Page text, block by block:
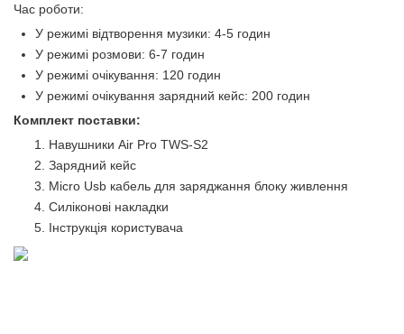
Час роботи:
У режимі відтворення музики: 4-5 годин
У режимі розмови: 6-7 годин
У режимі очікування: 120 годин
У режимі очікування зарядний кейс: 200 годин
Комплект поставки:
Навушники Air Pro TWS-S2
Зарядний кейс
Micro Usb кабель для заряджання блоку живлення
Силіконові накладки
Інструкція користувача